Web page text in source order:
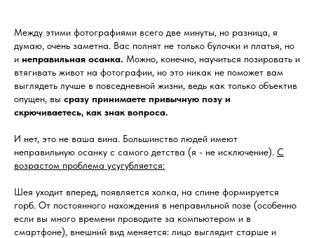
Между этими фотографиями всего две минуты, но разница, я
думаю, очень заметна. Вас полнят не только булочки и платья, но
и неправильная осанка. Можно, конечно, научиться позировать и
втягивать живот на фотографии, но это никак не поможет вам
выглядеть лучше в повседневной жизни, ведь как только объектив
опущен, вы сразу принимаете привычную позу и
скрючиваетесь, как знак вопроса.
И нет, это не ваша вина. Большинство людей имеют
неправильную осанку с самого детства (я - не исключение). С
возрастом проблема усугубляется:
Шея уходит вперед, появляется холка, на спине формируется
горб. От постоянного нахождения в неправильной позе (особенно
если вы много времени проводите за компьютером и в
смартфоне), внешний вид меняется: лицо выглядит старше и